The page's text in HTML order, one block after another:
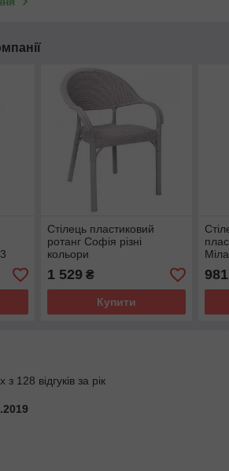
Стілець пластиковий
ротанг Софія різні
кольори
1 529₴
Купити
981
128 відгуків за рік